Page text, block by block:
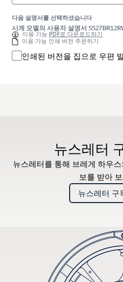
다음 설명서를 선택하셨습니다
시계 모델의 사용자 설명서
이용 가능 PDF로 다운로드하기
이용 가능 인쇄 버전 주문하기
인쇄된 버전을 집으로 우편
뉴스레터
뉴스레터를 통해 브레게 하우
보를 받아
뉴스레터 구